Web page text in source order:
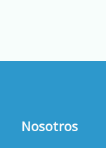
Nosotros